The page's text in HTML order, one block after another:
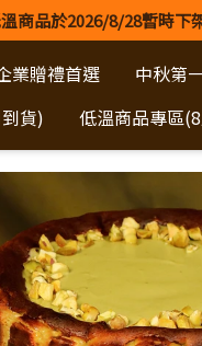
商品於2026/8/28暫時下
業贈禮首選
中秋第
貨)
低溫商品專區